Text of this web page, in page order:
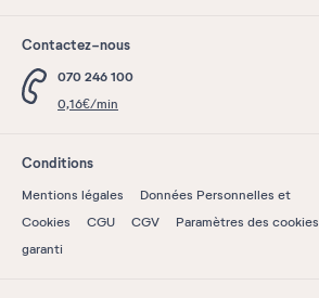
Contactez-nous
070 246 100
0,16€/min
Conditions
Mentions légales
Données Personnelles et
Cookies
CGU CGV Paramètres des cookies
garanti